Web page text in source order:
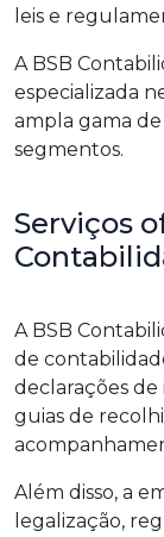
leis e
A BSB
especializada
ampla gama
segmentos.
Serviços
A BSB
de
declarações
guias de
Além disso, a
legalização,